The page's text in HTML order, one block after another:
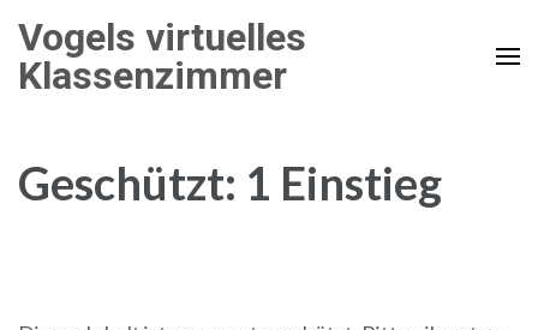
Inhalt
springen
Vogels virtuelles
Klassenzimmer
Geschützt: 1 Einstieg